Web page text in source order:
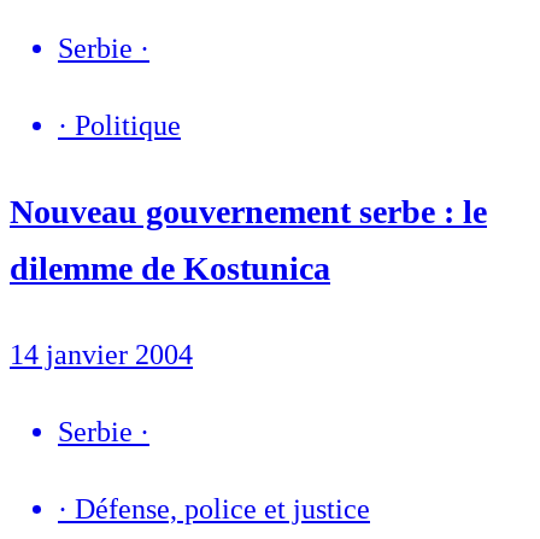
Serbie ·
· Politique
Nouveau gouvernement serbe : le
dilemme de Kostunica
14 janvier 2004
Serbie ·
· Défense, police et justice